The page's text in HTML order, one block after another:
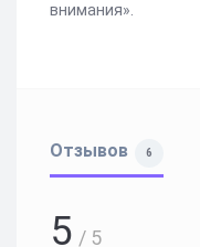
внимания».
Отзывов 6
5 / 5